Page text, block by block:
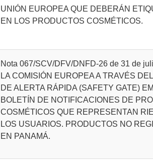
UNIÓN EUROPEA QUE DEBERÁN
EN LOS PRODUCTOS COSMÉTICOS.
Nota 067/SCV/DFV/DNFD-26 de 31 de
LA COMISIÓN EUROPEA A TRAVÉS
DE ALERTA RÁPIDA (SAFETY GATE)
BOLETÍN DE NOTIFICACIONES DE
COSMÉTICOS QUE REPRESENTAN
LOS USUARIOS. PRODUCTOS NO
EN PANAMÁ.